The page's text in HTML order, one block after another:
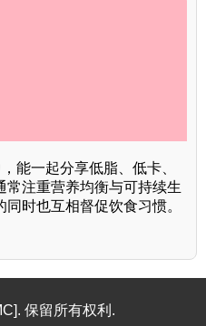
能一起分享低脂、低卡、
常注重营养均衡与可持续生
时也互相督促饮食习惯。
保留所有权利.